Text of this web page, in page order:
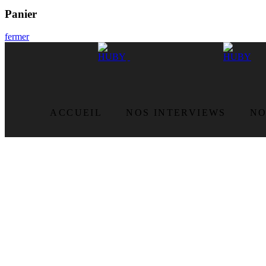
Panier
fermer
ACCUEIL NOS INTERVIEWS